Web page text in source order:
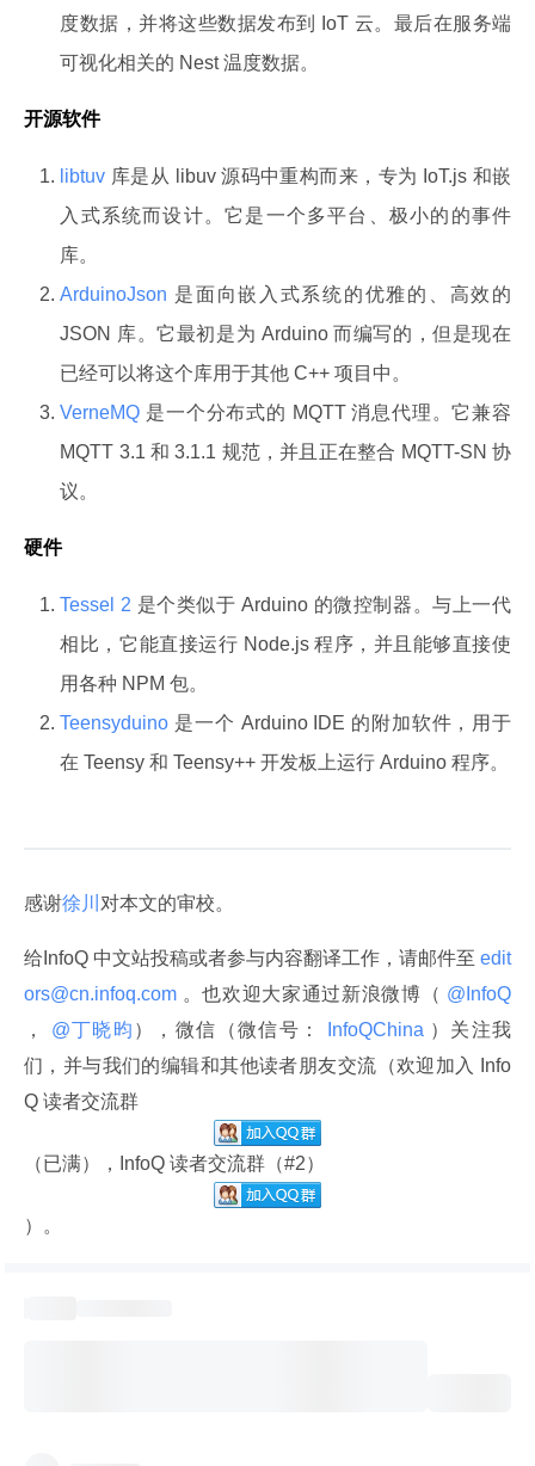
度数据，并将这些数据发布到 IoT 云。最后在服务端
可视化相关的 Nest 温度数据。
开源软件
libtuv 库是从 libuv 源码中重构而来，专为 IoT.js 和嵌
入式系统而设计。它是一个多平台、极小的的事件
库。
ArduinoJson 是面向嵌入式系统的优雅的、高效的
JSON 库。它最初是为 Arduino 而编写的，但是现在
已经可以将这个库用于其他 C++ 项目中。
VerneMQ 是一个分布式的 MQTT 消息代理。它兼容
MQTT 3.1 和 3.1.1 规范，并且正在整合 MQTT-SN 协
议。
硬件
Tessel 2 是个类似于 Arduino 的微控制器。与上一代
相比，它能直接运行 Node.js 程序，并且能够直接使
用各种 NPM 包。
Teensyduino 是一个 Arduino IDE 的附加软件，用于
在 Teensy 和 Teensy++ 开发板上运行 Arduino 程序。
感谢徐川 对本文的审校。
给InfoQ 中文站投稿或者参与内容翻译工作，请邮件至 edit
ors@cn.infoq.com 。也欢迎大家通过新浪微博（
，
@丁晓昀 ），微信（微信号： InfoQChina ）关注我
们，并与我们的编辑和其他读者朋友交流（欢迎加入 Info
Q 读者交流群
（已满），InfoQ 读者交流群（#2）
）。